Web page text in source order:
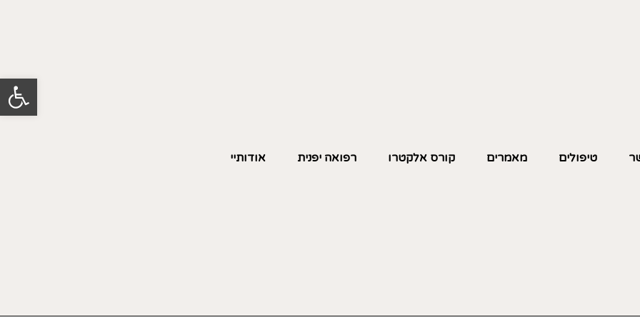
פתח
טיפולים מאמרים קורס אלקטרו רפואה יפנית אודותיי